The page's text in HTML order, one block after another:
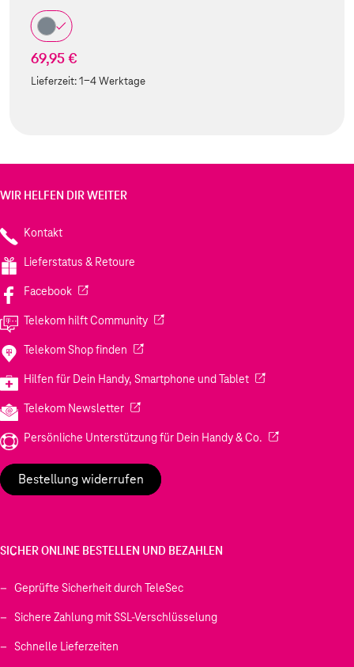
69,95 €
Lieferzeit:1-4 Werktage
WIR HELFEN DIR WEITER
Kontakt
Lieferstatus & Retoure
Facebook(Wird in einem neuen Tab geöffnet)
Telekom hilft Community(Wird in einem neuen Tab geöffnet)
Telekom Shop finden (Wird in einem neuen Tab geöffnet)
Hilfen für Dein Handy, Smartphone und Tablet(Wird in einem
Telekom Newsletter(Wird in einem neuen Tab geöffnet)
Persönliche Unterstützung für Dein Handy & Co. (Wird in einem
Bestellung widerrufen
SICHER ONLINE BESTELLEN UND BEZAHLEN
Geprüfte Sicherheit durch TeleSec
Sichere Zahlung mit SSL-Verschlüsselung
Schnelle Lieferzeiten